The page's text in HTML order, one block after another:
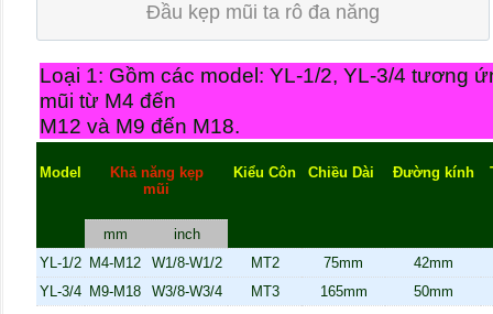
Đầu kẹp mũi ta rô đa năng
Loại 1: Gồm các model: YL-1/2, YL-3/4 tương
mũi từ M4 đến
M12 và M9 đến M18.
Model
Khả năng kẹp
mũi
Kiểu Côn Chiều Dài Đường kính
mm
inch
YL-1/2 M4-M12 W1/8-W1/2 MT2 75mm
42mm
YL-3/4 M9-M18 W3/8-W3/4 MT3 165mm 50mm